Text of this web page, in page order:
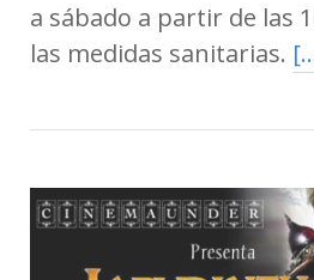
a sábado a partir de las
las medidas sanitarias.